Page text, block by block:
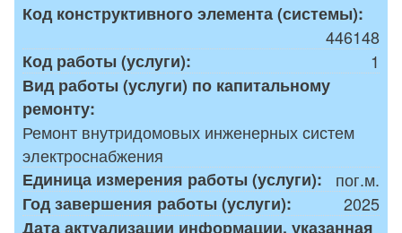
Код конструктивного элемента (системы):
446148
Код работы (услуги):
1
Вид работы (услуги) по капитальному
ремонту:
Ремонт внутридомовых инженерных систем
электроснабжения
Единица измерения работы (услуги):
пог.м.
Год завершения работы (услуги):
2025
Дата актуализации информации, указанная